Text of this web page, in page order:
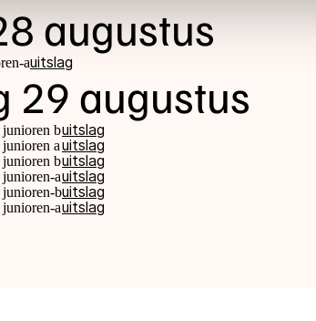
augustus
auitslag
29 augustus
junioren buitslag
junioren auitslag
junioren buitslag
junioren-auitslag
junioren-buitslag
junioren-auitslag